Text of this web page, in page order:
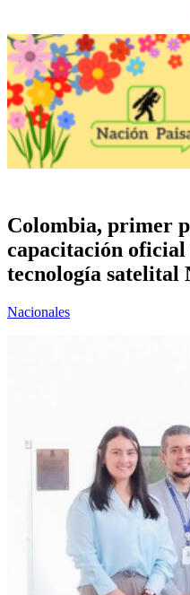
Colombia, primer
capacitación
tecnología satelital
Nacionales